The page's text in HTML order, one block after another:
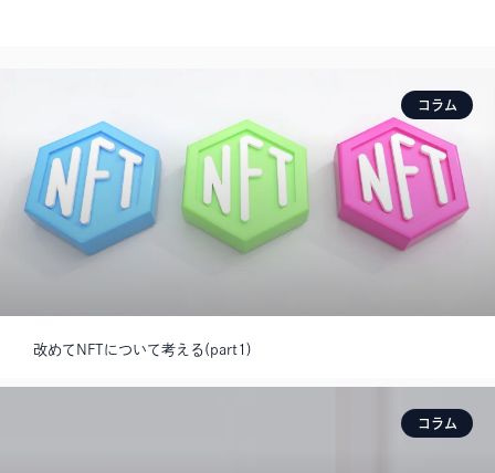
コラム
改めてNFTについて考える(part1)
コラム